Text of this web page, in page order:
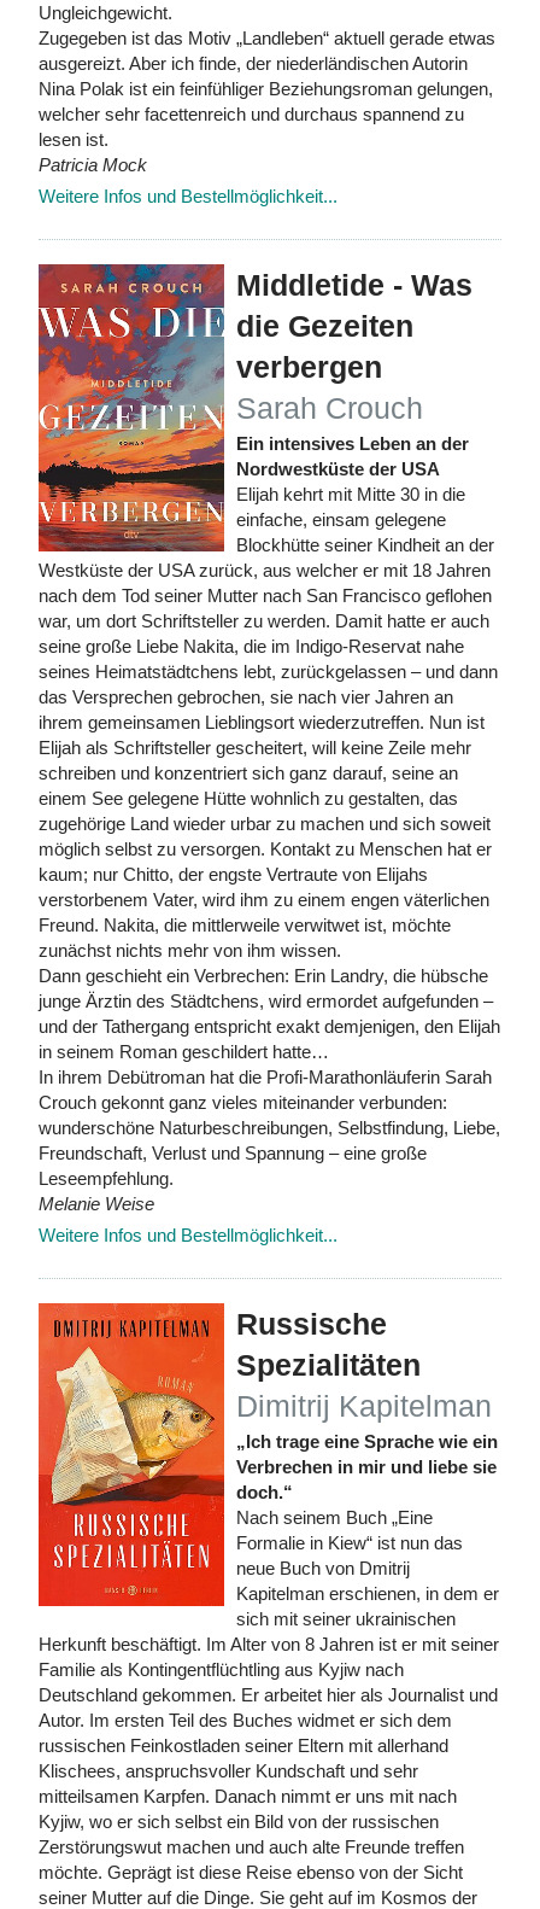
Ungleichgewicht.
Zugegeben ist das Motiv „Landleben“ aktuell gerade etwas
ausgereizt. Aber ich finde, der niederländischen Autorin
Nina Polak ist ein feinfühliger Beziehungsroman gelungen,
welcher sehr facettenreich und durchaus spannend zu
lesen ist.
Patricia Mock
Weitere Infos und Bestellmöglichkeit...
Middletide - Was
die Gezeiten
verbergen
Sarah Crouch
Ein intensives Leben an der
Nordwestküste der USA
Elijah kehrt mit Mitte 30 in die
einfache, einsam gelegene
Blockhütte seiner Kindheit an der
Westküste der USA zurück, aus welcher er mit 18 Jahren
nach dem Tod seiner Mutter nach San Francisco geflohen
war, um dort Schriftsteller zu werden. Damit hatte er auch
seine große Liebe Nakita, die im Indigo-Reservat nahe
seines Heimatstädtchens lebt, zurückgelassen – und dann
das Versprechen gebrochen, sie nach vier Jahren an
ihrem gemeinsamen Lieblingsort wiederzutreffen. Nun ist
Elijah als Schriftsteller gescheitert, will keine Zeile mehr
schreiben und konzentriert sich ganz darauf, seine an
einem See gelegene Hütte wohnlich zu gestalten, das
zugehörige Land wieder urbar zu machen und sich soweit
möglich selbst zu versorgen. Kontakt zu Menschen hat er
kaum; nur Chitto, der engste Vertraute von Elijahs
verstorbenem Vater, wird ihm zu einem engen väterlichen
Freund. Nakita, die mittlerweile verwitwet ist, möchte
zunächst nichts mehr von ihm wissen.
Dann geschieht ein Verbrechen: Erin Landry, die hübsche
junge Ärztin des Städtchens, wird ermordet aufgefunden –
und der Tathergang entspricht exakt demjenigen, den Elijah
in seinem Roman geschildert hatte…
In ihrem Debütroman hat die Profi-Marathonläuferin Sarah
Crouch gekonnt ganz vieles miteinander verbunden:
wunderschöne Naturbeschreibungen, Selbstfindung, Liebe,
Freundschaft, Verlust und Spannung – eine große
Leseempfehlung.
Melanie Weise
Weitere Infos und Bestellmöglichkeit...
Russische
Spezialitäten
Dimitrij Kapitelman
„Ich trage eine Sprache wie ein
Verbrechen in mir und liebe sie
doch.“
Nach seinem Buch „Eine
Formalie in Kiew“ ist nun das
neue Buch von Dmitrij
Kapitelman erschienen, in dem er
sich mit seiner ukrainischen
Herkunft beschäftigt. Im Alter von 8 Jahren ist er mit seiner
Familie als Kontingentflüchtling aus Kyjiw nach
Deutschland gekommen. Er arbeitet hier als Journalist und
Autor. Im ersten Teil des Buches widmet er sich dem
russischen Feinkostladen seiner Eltern mit allerhand
Klischees, anspruchsvoller Kundschaft und sehr
mitteilsamen Karpfen. Danach nimmt er uns mit nach
Kyjiw, wo er sich selbst ein Bild von der russischen
Zerstörungswut machen und auch alte Freunde treffen
möchte. Geprägt ist diese Reise ebenso von der Sicht
seiner Mutter auf die Dinge. Sie geht auf im Kosmos der